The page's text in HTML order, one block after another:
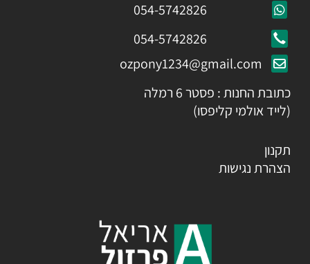
054-5742826
054-5742826
ozpony1234@gmail.com
כתובת החנות : פסטר 6 רמלה
(לייד אולמי קליפסו)
תקנון
הצהרת נגישות